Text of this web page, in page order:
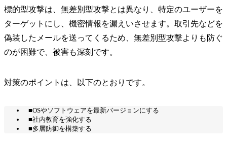
標的型攻撃は、無差別型攻撃とは異なり、特定のユーザーを
ターゲットにし、機密情報を漏えいさせます。取引先などを
偽装したメールを送ってくるため、無差別型攻撃よりも防ぐ
のが困難で、被害も深刻です。
対策のポイントは、以下のとおりです。
■OSやソフトウェアを最新バージョンにする
■社内教育を強化する
■多層防御を構築する